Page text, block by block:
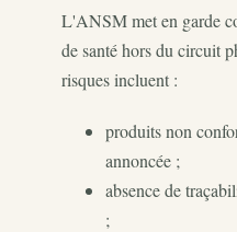
L'ANSM met en garde
de santé hors du circuit
risques incluent :
produits non
annoncée ;
absence de
;